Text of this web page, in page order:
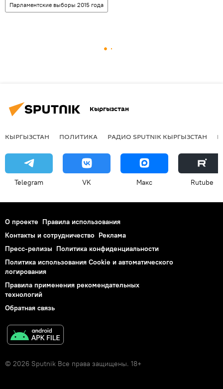
Парламентские выборы 2015 года
Кыргызстан
КЫРГЫЗСТАН ПОЛИТИКА РАДИО SPUTNIK КЫРГЫЗСТАН
Telegram VK Макс Rutube
О проекте Правила использования
Контакты и сотрудничество Реклама
Пресс-релизы Политика конфиденциальности
Политика использования Cookie и автоматического
логирования
Правила применения рекомендательных
технологий
Обратная связь
© 2026 Sputnik Все права защищены. 18+